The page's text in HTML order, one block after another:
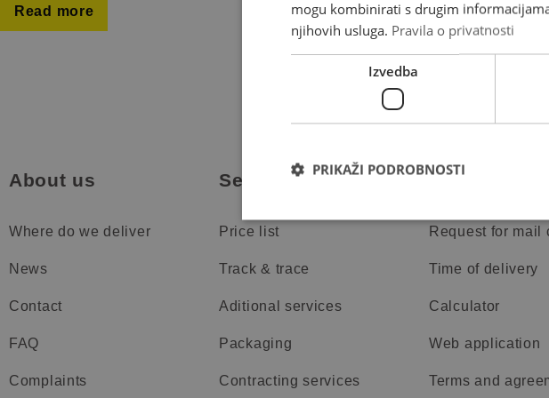
Read more
About us
Where do we deliver
News
Contact
FAQ
Complaints
Services
Price list
Track & trace
Aditional services
Packaging
Contracting services
Online
Request for mail
Time of delivery
Calculator
Web application
Terms and
mogu kombinirati s drugim
njihovih usluga. Pravila o privatnosti
Izvedba
PRIKAŽI PODROBNOSTI